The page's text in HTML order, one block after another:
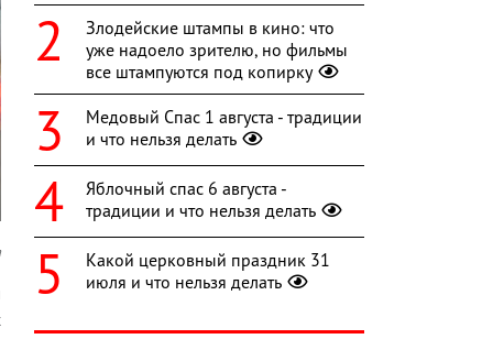
Злодейские штампы в кино: что
уже надоело зрителю, но фильмы
все штампуются под копирку
Медовый Спас 1 августа - традиции
и что нельзя делать
Яблочный спас 6 августа -
традиции и что нельзя делать
Какой церковный праздник 31
июля и что нельзя делать